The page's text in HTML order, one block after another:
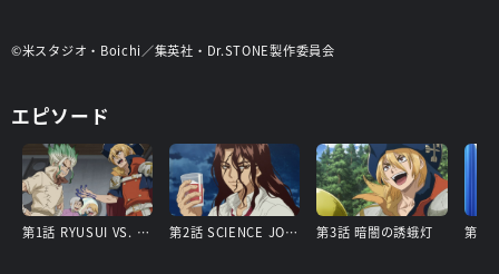
©米スタジオ・Boichi／集英社・Dr.STONE製作委員会
エピソード
第1話 RYUSUI VS. SENKU 第2話 SCIENCE JOURNEY 第3話 暗闇の誘蛾灯 第4